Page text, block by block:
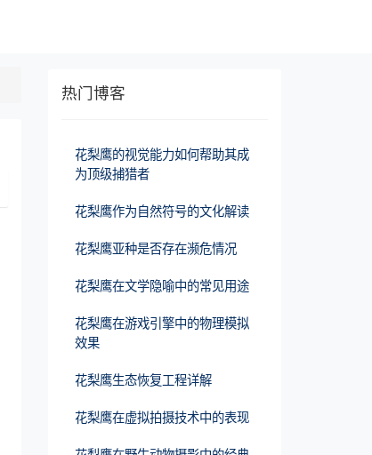
热门博客
花梨鹰的视觉能力如何帮助其成
为顶级捕猎者
花梨鹰作为自然符号的文化解读
花梨鹰亚种是否存在濒危情况
花梨鹰在文学隐喻中的常见用途
花梨鹰在游戏引擎中的物理模拟
效果
花梨鹰生态恢复工程详解
花梨鹰在虚拟拍摄技术中的表现